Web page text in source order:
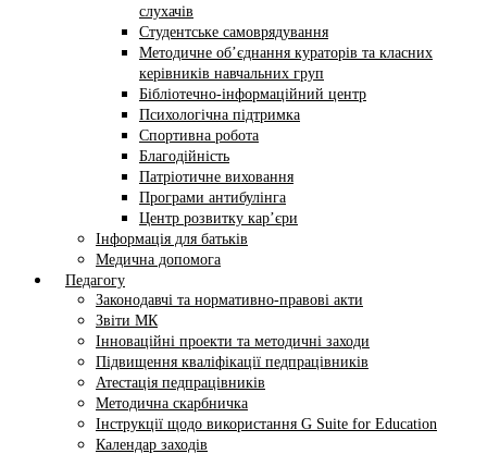
слухачів
Студентське самоврядування
Методичне об’єднання кураторів та класних
керівників навчальних груп
Бібліотечно-інформаційний центр
Психологічна підтримка
Спортивна робота
Благодійність
Патріотичне виховання
Програми антибулінга
Центр розвитку кар’єри
Інформація для батьків
Медична допомога
Педагогу
Законодавчі та нормативно-правові акти
Звіти МК
Інноваційні проекти та методичні заходи
Підвищення кваліфікації педпрацівників
Атестація педпрацівників
Методична скарбничка
Інструкції щодо використання G Suite for Education
Календар заходів